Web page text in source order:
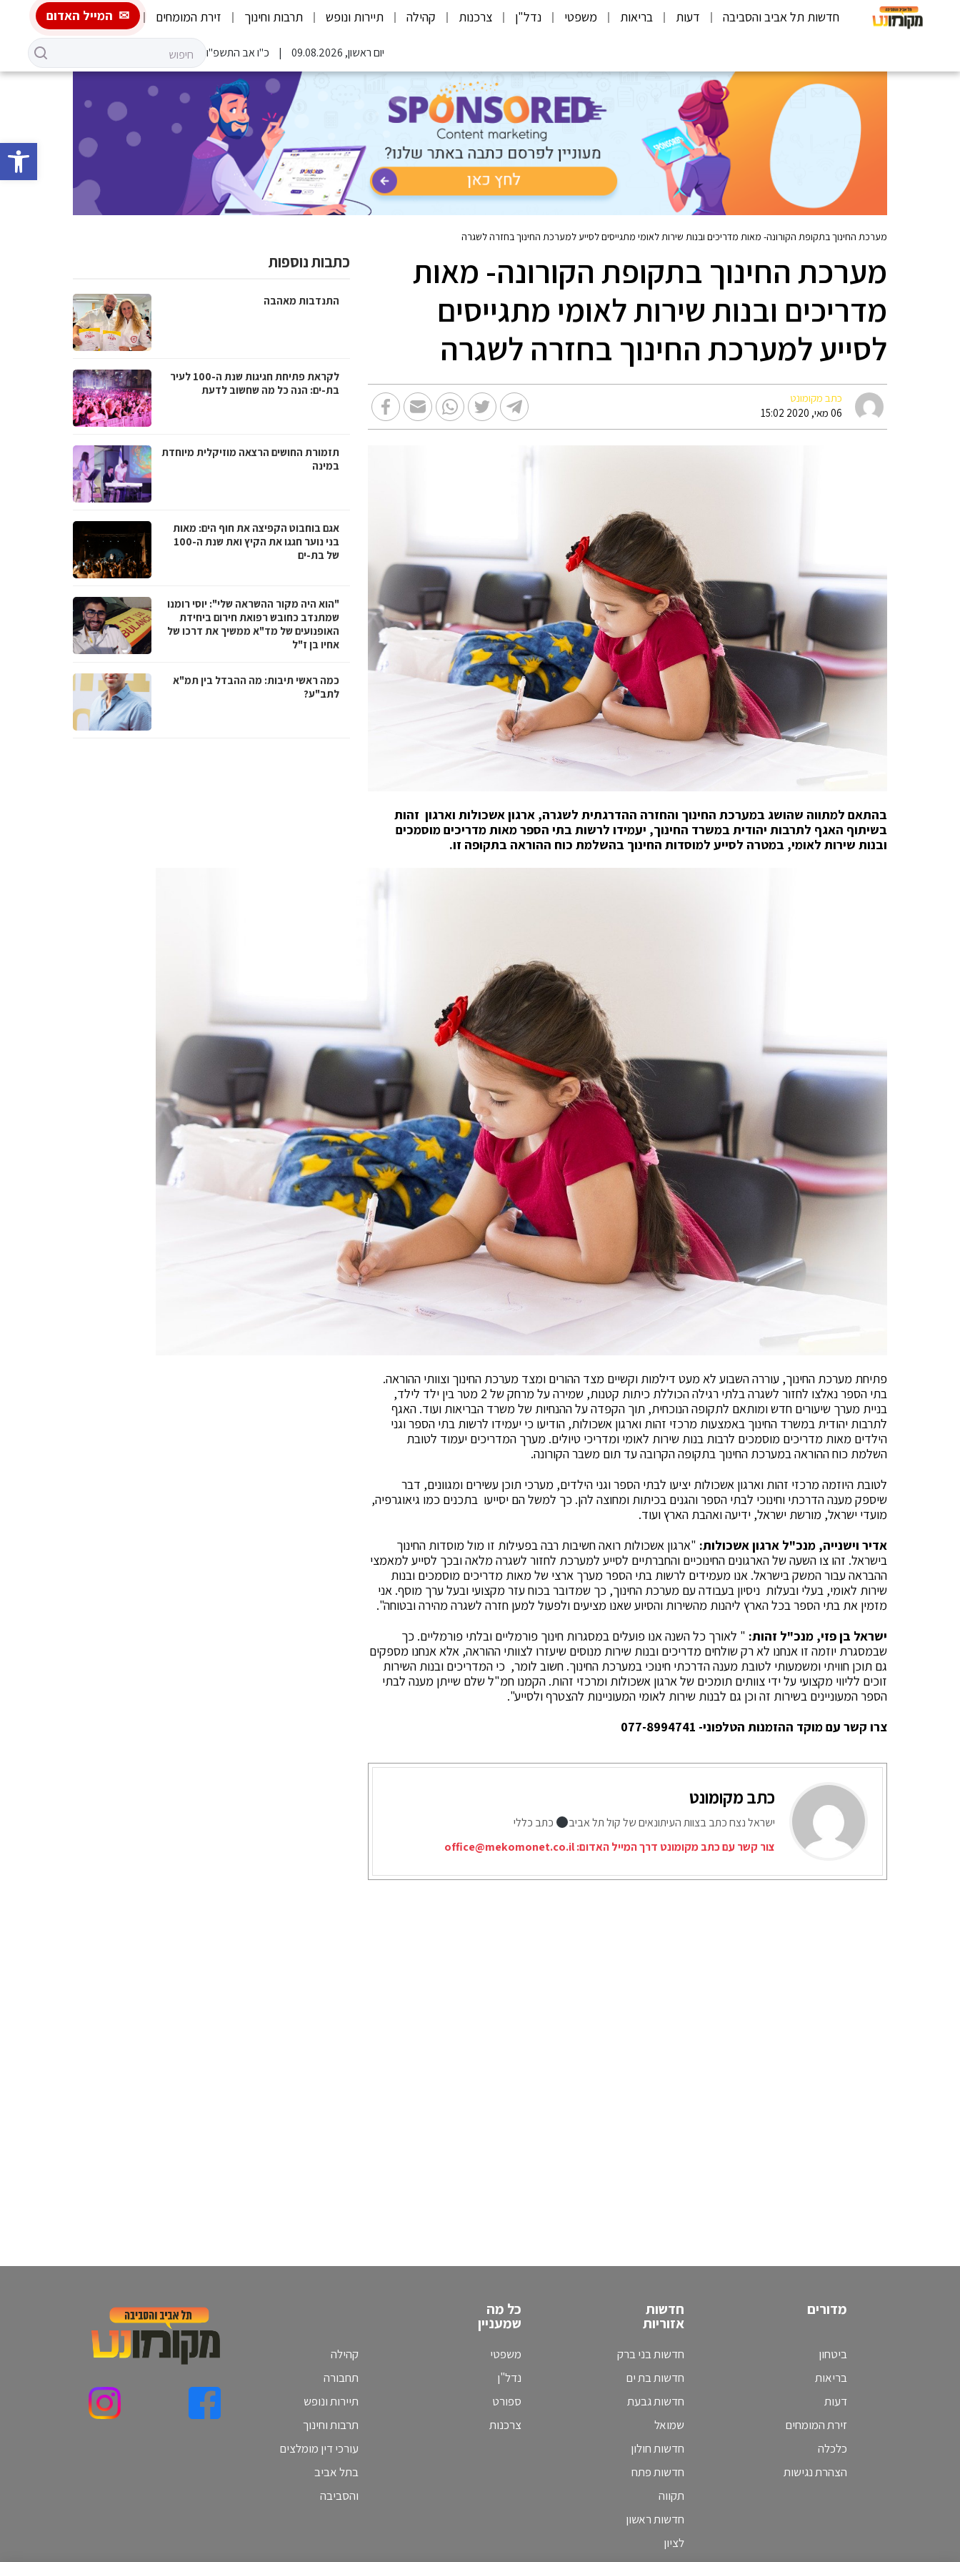
פתח
חדשות תל אביב והסביבה דעות בריאות משפטי נדל"ן צרכנות קהילה תיירות ונופש תרבות וחינוך זירת המומחים המייל האדום
יום ראשון, 09.08.2026 כ"ו אב התשפ"ו
מערכת החינוך בתקופת הקורונה- מאות מדריכים ובנות שירות לאומי מתגייסים לסייע למערכת החינוך בחזרה לשגרה
מערכת החינוך בתקופת הקורונה- מאות
מדריכים ובנות שירות לאומי מתגייסים
לסייע למערכת החינוך בחזרה לשגרה
כתב מקומונט
06 מאי, 2020 15:02
בהתאם למתווה שהושג במערכת החינוך והחזרה ההדרגתית לשגרה, ארגון אשכולות וארגון זהות
בשיתוף האגף לתרבות יהודית במשרד החינוך, יעמידו לרשות בתי הספר מאות מדריכים מוסמכים
ובנות שירות לאומי, במטרה לסייע למוסדות החינוך בהשלמת כוח ההוראה בתקופה זו.
פתיחת מערכת החינוך, עוררה השבוע לא מעט דילמות וקשיים מצד ההורים ומצד מערכת החינוך וצוותי ההוראה.
בתי הספר נאלצו לחזור לשגרה בלתי רגילה הכוללת כיתות קטנות, שמירה על מרחק של 2 מטר בין ילד לילד,
בניית מערך שיעורים חדש ומותאם לתקופה הנוכחית, תוך הקפדה על ההנחיות של משרד הבריאות ועוד. האגף
לתרבות יהודית במשרד החינוך באמצעות מרכזי זהות וארגון אשכולות, הודיעו כי יעמידו לרשות בתי הספר וגני
הילדים מאות מדריכים מוסמכים לרבות בנות שירות לאומי ומדריכי טיולים. מערך המדריכים יעמוד לטובת
השלמת כוח ההוראה במערכת החינוך בתקופה הקרובה עד תום משבר הקורונה.
לטובת היוזמה מרכזי זהות וארגון אשכולות יציעו לבתי הספר וגני הילדים, מערכי תוכן עשירים ומגוונים, דבר
שיספק מענה הדרכתי וחינוכי לבתי הספר והגנים בכיתות ומחוצה להן. כך למשל הם יסייעו בתכנים כמו גיאוגרפיה,
מועדי ישראל, מורשת ישראל, ידיעה ואהבת הארץ ועוד.
אדיר וישנייה, מנכ"ל ארגון אשכולות: "ארגון אשכולות רואה חשיבות רבה בפעילות זו מול מוסדות החינוך
בישראל. זהו צו השעה של הארגונים החינוכיים והחברתיים לסייע למערכת לחזור לשגרה מלאה ובכך לסייע למאמצי
ההבראה עבור המשק בישראל. אנו מעמידים לרשות בתי הספר מערך ארצי של מאות מדריכים מוסמכים ובנות
שירות לאומי, בעלי ובעלות ניסיון בעבודה עם מערכת החינוך, כך שמדובר בכוח עזר מקצועי ובעל ערך מוסף. אני
מזמין את בתי הספר בכל הארץ ליהנות מהשירות והסיוע שאנו מציעים ולפעול למען חזרה לשגרה מהירה ובטוחה".
ישראל בן פזי, מנכ"ל זהות: " לאורך כל השנה אנו פועלים במסגרות חינוך פורמליים ובלתי פורמליים. כך
שבמסגרת יוזמה זו אנחנו לא רק שולחים מדריכים ובנות שירות מנוסים שיעזרו לצוותי ההוראה, אלא אנחנו מספקים
גם תוכן חוויתי ומשמעותי לטובת מענה הדרכתי חינוכי במערכת החינוך. חשוב לומר, כי המדריכים ובנות השירות
זוכים לליווי מקצועי על ידי צוותים תומכים של ארגון אשכולות ומרכזי זהות. הקמנו חמ"ל שלם שייתן מענה לבתי
הספר המעוניינים בשירות זה וכן גם לבנות שירות לאומי המעוניינות להצטרף ולסייע".
צרו קשר עם מוקד ההזמנות הטלפוני- 077-8994741
כתב מקומונט
ישראל נצח כתב בצוות העיתונאים של קול תל אביב
כתב כללי
צור קשר עם כתב מקומונט דרך המייל האדום:office@mekomonet.co.il
כתבות נוספות
התנדבות מאהבה
לקראת פתיחת חגיגות שנת ה-100 לעיר
בת-ים: הנה כל מה שחשוב לדעת
תזמורת החושים הרצאה מוזיקלית מיוחדת
במינה
אגם בוחבוט הקפיצה את חוף הים: מאות
בני נוער חגגו את הקיץ ואת שנת ה-100
של בת-ים
"הוא היה מקור ההשראה שלי": יוסי רומנו
שמתנדב כחובש רפואת חירום ביחידת
האופנועים של מד"א ממשיך את דרכו של
אחיו בן ז"ל
כמה ראשי תיבות: מה ההבדל בין תמ"א
לתב"ע?
מדורים
ביטחון
בריאות
דעות
זירת המומחים
כלכלה
הצהרת נגישות
חדשות
אזוריות
חדשות בני ברק
חדשות בת ים
חדשות גבעת
שמואל
חדשות חולון
חדשות פתח
תקווה
חדשות ראשון
לציון
כל מה
שמעניין
משפטי
נדל"ן
ספורט
צרכנות
קהילה
תחבורה
תיירות ונופש
תרבות וחינוך
עורכי דין מומלצים
בתל אביב
והסביבה